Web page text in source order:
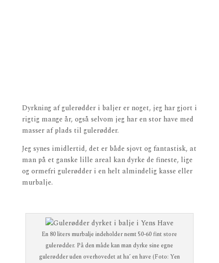
Dyrkning af gulerødder i baljer er noget, jeg har gjort i
rigtig mange år, også selvom jeg har en stor have med
masser af plads til gulerødder.
Jeg synes imidlertid, det er både sjovt og fantastisk, at
man på et ganske lille areal kan dyrke de fineste, lige
og ormefri gulerødder i en helt almindelig kasse eller
murbalje.
En 80 liters murbalje indeholder nemt 50-60 fint store
gulerødder. På den måde kan man dyrke sine egne
gulerødder uden overhovedet at ha’ en have (Foto: Yen